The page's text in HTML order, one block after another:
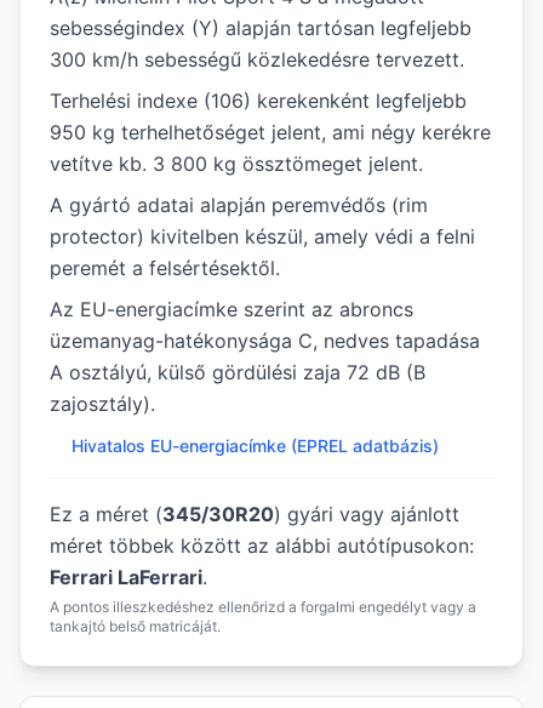
sebességindex (Y) alapján tartósan legfeljebb
300 km/h sebességű közlekedésre tervezett.
Terhelési indexe (106) kerekenként legfeljebb
950 kg terhelhetőséget jelent, ami négy kerékre
vetítve kb. 3 800 kg össztömeget jelent.
A gyártó adatai alapján peremvédős (rim
protector) kivitelben készül, amely védi a felni
peremét a felsértésektől.
Az EU-energiacímke szerint az abroncs
üzemanyag-hatékonysága C, nedves tapadása
A osztályú, külső gördülési zaja 72 dB (B
zajosztály).
Hivatalos EU-energiacímke (EPREL adatbázis)
Ez a méret (345/30R20) gyári vagy ajánlott
méret többek között az alábbi autótípusokon:
Ferrari LaFerrari.
A pontos illeszkedéshez ellenőrizd a forgalmi engedélyt vagy a
tankajtó belső matricáját.